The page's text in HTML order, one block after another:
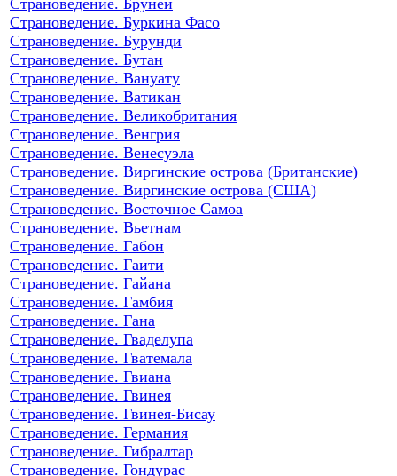
Страноведение. Буркина Фасо
Страноведение. Бурунди
Страноведение. Бутан
Страноведение. Вануату
Страноведение. Ватикан
Страноведение. Великобритания
Страноведение. Венгрия
Страноведение. Венесуэла
Страноведение. Виргинские острова (Британские)
Страноведение. Виргинские острова (США)
Страноведение. Восточное Самоа
Страноведение. Вьетнам
Страноведение. Габон
Страноведение. Гаити
Страноведение. Гайана
Страноведение. Гамбия
Страноведение. Гана
Страноведение. Гваделупа
Страноведение. Гватемала
Страноведение. Гвиана
Страноведение. Гвинея
Страноведение. Гвинея-Бисау
Страноведение. Германия
Страноведение. Гибралтар
Страноведение. Гондурас